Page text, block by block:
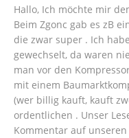
Hallo, Ich möchte mir
Beim Zgonc gab es zB
die zwar super . Ich
gewechselt, da waren
man vor den
mit einem
(wer billig kauft, kauft
ordentlichen . Unser
Kommentar auf